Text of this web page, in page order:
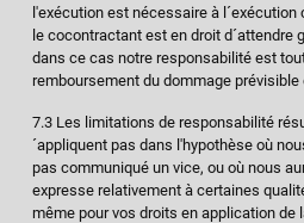
l'exécution est nécessaire à
le cocontractant est en droit d´attendre
dans ce cas notre responsabilité est
remboursement du dommage prévisible
7.3 Les limitations de responsabilité
´appliquent pas dans l'hypothèse où
pas communiqué un vice, ou où nous
expresse relativement à certaines
même pour vos droits en application de